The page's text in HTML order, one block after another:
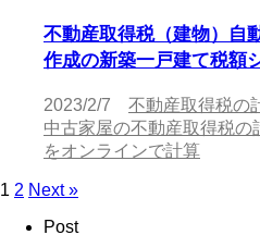
不動産取得税（建物）自
作成の新築一戸建て税額
2023/2/7 不動産取得税の
中古家屋の不動産取得税の
をオンラインで計算
1 2 Next »
Post